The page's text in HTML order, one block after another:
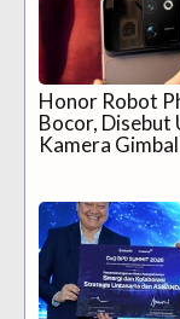
Honor Robot
Bocor, Disebut
Kamera